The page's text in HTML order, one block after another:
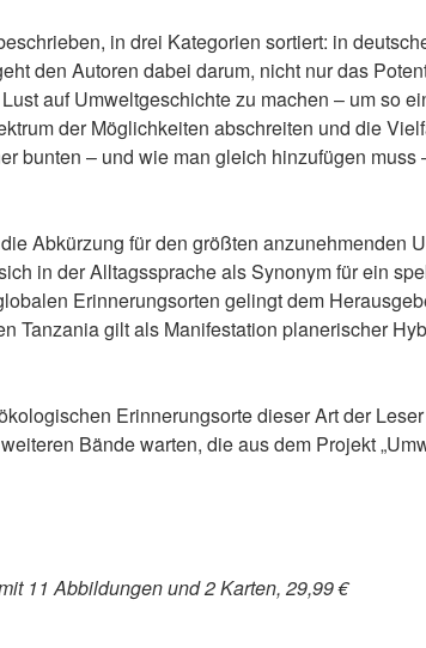
in drei Kategorien sortiert: in
den Autoren dabei darum, nicht nur das
auf Umweltgeschichte zu machen – um so
der Möglichkeiten abschreiten und die
bunten – und wie man gleich hinzufügen muss
Abkürzung für den größten anzunehmenden
in der Alltagssprache als Synonym für ein
Erinnerungsorten gelingt dem
Tanzania gilt als Manifestation planerischer
Erinnerungsorte dieser Art der
Bände warten, die aus dem Projekt
11 Abbildungen und 2 Karten, 29,99 €